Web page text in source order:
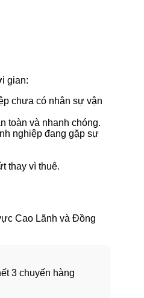
gian:
chưa có nhân sự vận
toàn và nhanh chóng.
nghiệp đang gặp sự
thay vì thuê.
Cao Lãnh và Đồng
3 chuyến hàng